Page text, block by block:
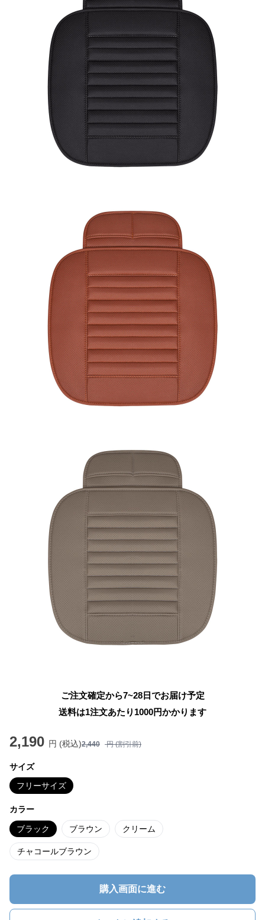
ご注文確定から7~28日でお届け予定
送料は1注文あたり 1000円かかります
2,190 円 (税込)2,440 円 (割引前)
サイズ
フリーサイズ
カラー
ブラック ブラウン クリーム
チャコールブラウン
購入画面に進む